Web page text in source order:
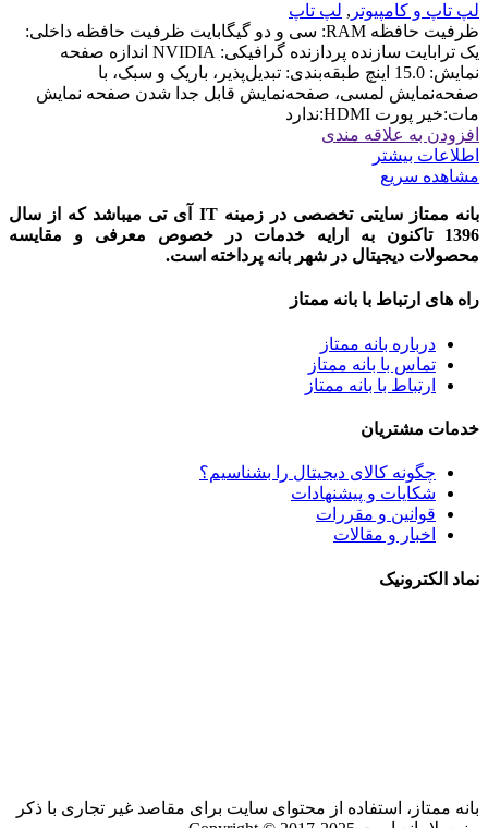
لپ تاپ و کامپیوتر , لپ تاپ
ظرفیت حافظه RAM: سی و دو گیگابایت ظرفیت حافظه داخلی:
یک ترابایت سازنده پردازنده گرافیکی: NVIDIA اندازه صفحه
نمایش: 15.0 اینچ طبقه‌بندی: تبدیل‌پذیر، باریک و سبک، با
صفحه‌نمایش لمسی، صفحه‌نمایش قابل جدا شدن صفحه نمایش
مات:خیر پورت HDMI:ندارد
افزودن به علاقه مندی
اطلاعات بیشتر
مشاهده سریع
بانه ممتاز سایتی تخصصی در زمینه IT آی تی میباشد که از سال
1396 تاکنون به ارایه خدمات در خصوص معرفی و مقایسه
محصولات دیجیتال در شهر بانه پرداخته است.
راه های ارتباط با بانه ممتاز
درباره بانه ممتاز
تماس با بانه ممتاز
ارتباط با بانه ممتاز
خدمات مشتریان
چگونه کالای دیجیتال را بشناسیم؟
شکایات و پیشنهادات
قوانین و مقررات
اخبار و مقالات
نماد الکترونیک
بانه ممتاز، استفاده از محتوای سایت برای مقاصد غیر تجاری با ذکر